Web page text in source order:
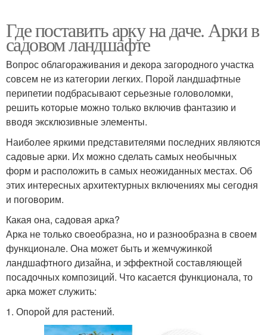
Где поставить арку на даче. Арки в
садовом ландшафте
Вопрос облагораживания и декора загородного участка
совсем не из категории легких. Порой ландшафтные
перипетии подбрасывают серьезные головоломки,
решить которые можно только включив фантазию и
вводя эксклюзивные элементы.
Наиболее яркими представителями последних являются
садовые арки. Их можно сделать самых необычных
форм и расположить в самых неожиданных местах. Об
этих интересных архитектурных включениях мы сегодня
и поговорим.
Какая она, садовая арка?
Арка не только своеобразна, но и разнообразна в своем
функционале. Она может быть и жемчужинкой
ландшафтного дизайна, и эффектной составляющей
посадочных композиций. Что касается функционала, то
арка может служить:
1. Опорой для растений.